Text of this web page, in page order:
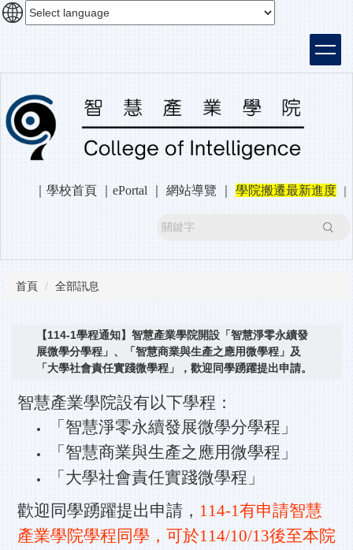
跳
內
區
學校首頁 ePortal 網站導覽 學院搬遷最新進度
搜尋
首頁 全部訊息
【114-1學程通知】智慧產業學院開設「智慧淨零永續發
展微學分學程」、「智慧商業與生產之應用微學程」及
「大學社會責任實踐微學程」，歡迎同學踴躍提出申請。
智慧產業學院設有以下學程：
「智慧淨零永續發展微學分學程」
「智慧商業與生產之應用微學程」
「大學社會責任實踐微學程」
歡迎同學踴躍提出申請， 114-1有申請智慧
產業學院學程同學，可於114/10/13後至本院